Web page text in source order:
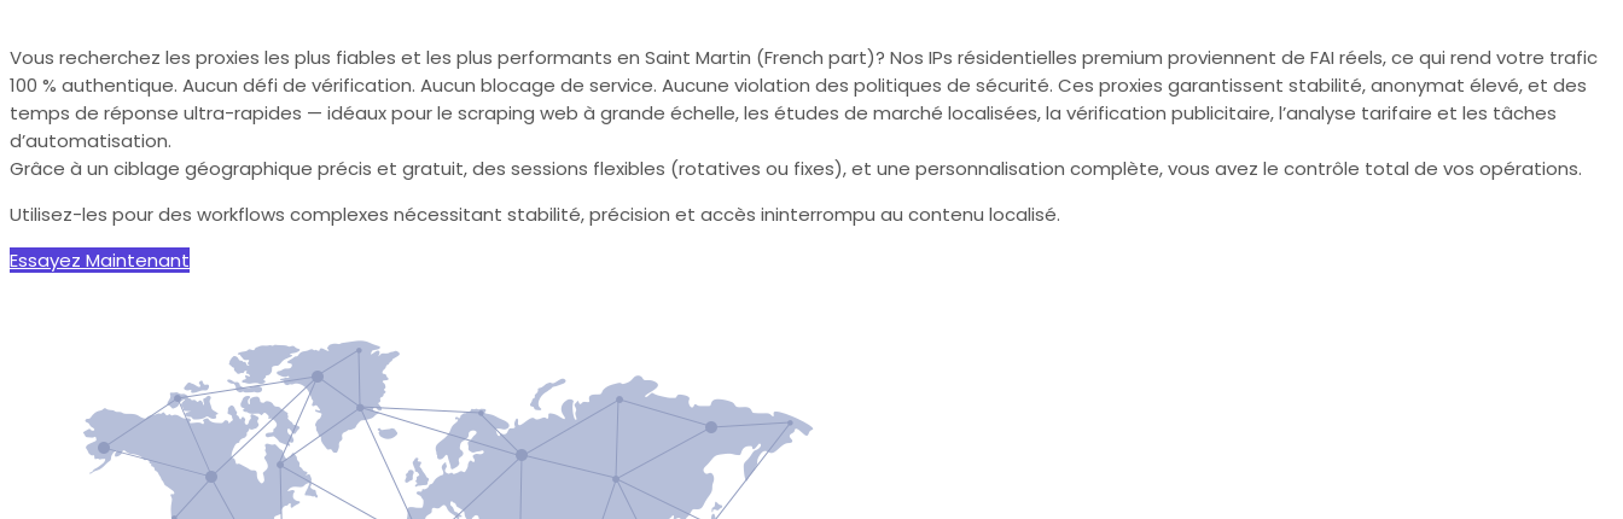
Vous recherchez les proxies les plus fiables et les plus performants en Saint Martin (French part)? Nos IPs résidentielles premium proviennent de FAI réels, ce qui rend votre trafic
100 % authentique. Aucun défi de vérification. Aucun blocage de service. Aucune violation des politiques de sécurité. Ces proxies garantissent stabilité, anonymat élevé, et des
temps de réponse ultra-rapides — idéaux pour le scraping web à grande échelle, les études de marché localisées, la vérification publicitaire, l’analyse tarifaire et les tâches
d’automatisation.
Grâce à un ciblage géographique précis et gratuit, des sessions flexibles (rotatives ou fixes), et une personnalisation complète, vous avez le contrôle total de vos opérations.
Utilisez-les pour des workflows complexes nécessitant stabilité, précision et accès ininterrompu au contenu localisé.
Essayez Maintenant